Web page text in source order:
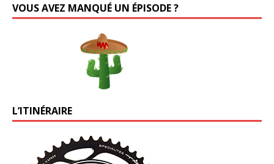
VOUS AVEZ MANQUÉ UN ÉPISODE ?
L’ITINÉRAIRE